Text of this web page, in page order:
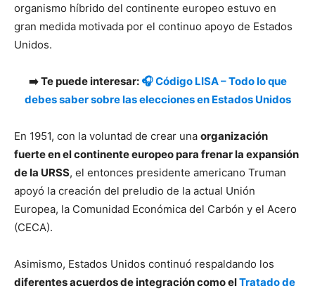
organismo híbrido del continente europeo estuvo en
gran medida motivada por el continuo apoyo de Estados
Unidos.
➡️ Te puede interesar: 🎧 Código LISA – Todo lo que
debes saber sobre las elecciones en Estados Unidos
En 1951, con la voluntad de crear una organización
fuerte en el continente europeo para frenar la expansión
de la URSS, el entonces presidente americano Truman
apoyó la creación del preludio de la actual Unión
Europea, la Comunidad Económica del Carbón y el Acero
(CECA).
Asimismo, Estados Unidos continuó respaldando los
diferentes acuerdos de integración como elTratado de